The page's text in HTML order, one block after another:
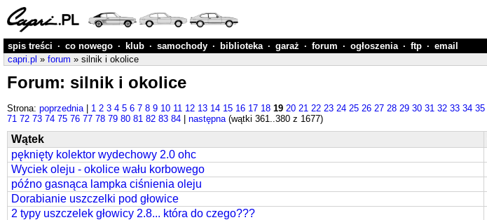
spis treści · co nowego · klub · samochody · biblioteka · garaż · forum · ogłoszenia · ftp · email
capri.pl » forum » silnik i okolice
Forum: silnik i okolice
Strona: poprzednia| 1 2 3 4 5 6 7 8 9 10 11 12 13 14 15 16 17 18 19 20 21 22 23 24 25 26 27 28 29 30 31 32 33 34 35
71 72 73 74 75 76 77 78 79 80 81 82 83 84 następna(wątki 361..380 z 1677)
Wątek
pęknięty kolektor wydechowy 2.0 ohc
Wyciek oleju - okolice wału korbowego
późno gasnąca lampka ciśnienia oleju
Dorabianie uszczelki pod głowice
2 typy uszczelek głowicy 2.8... która do czego???